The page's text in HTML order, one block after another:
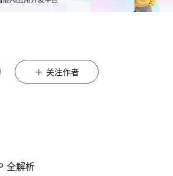
关注作者
全解析